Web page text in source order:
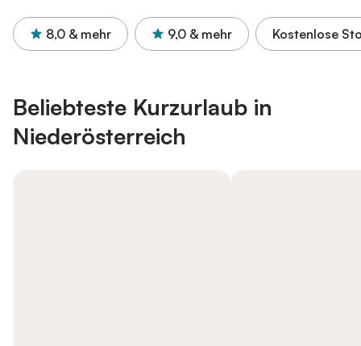
8,0 & mehr 9,0 & mehr Kostenlose
Beliebteste Kurzurlaub in
Niederösterreich